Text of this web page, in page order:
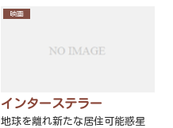
映画
インターステラー
地球を離れ新たな居住可能惑星